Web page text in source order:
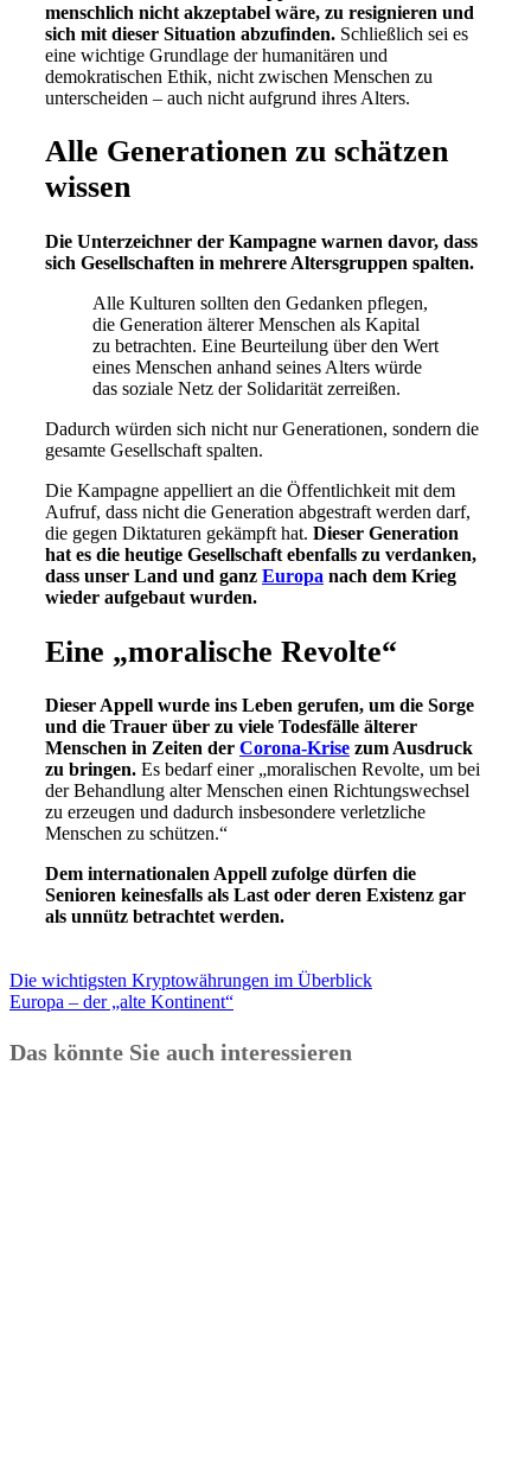
menschlich nicht akzeptabel wäre, zu resignieren und
sich mit dieser Situation abzufinden. Schließlich sei es
eine wichtige Grundlage der humanitären und
demokratischen Ethik, nicht zwischen Menschen zu
unterscheiden – auch nicht aufgrund ihres Alters.
Alle Generationen zu schätzen
wissen
Die Unterzeichner der Kampagne warnen davor, dass
sich Gesellschaften in mehrere Altersgruppen spalten.
Alle Kulturen sollten den Gedanken pflegen,
die Generation älterer Menschen als Kapital
zu betrachten. Eine Beurteilung über den Wert
eines Menschen anhand seines Alters würde
das soziale Netz der Solidarität zerreißen.
Dadurch würden sich nicht nur Generationen, sondern die
gesamte Gesellschaft spalten.
Die Kampagne appelliert an die Öffentlichkeit mit dem
Aufruf, dass nicht die Generation abgestraft werden darf,
die gegen Diktaturen gekämpft hat. Dieser Generation
hat es die heutige Gesellschaft ebenfalls zu verdanken,
dass unser Land und ganz Europa nach dem Krieg
wieder aufgebaut wurden.
Eine „moralische Revolte“
Dieser Appell wurde ins Leben gerufen, um die Sorge
und die Trauer über zu viele Todesfälle älterer
Menschen in Zeiten der Corona-Krise zum Ausdruck
zu bringen. Es bedarf einer „moralischen Revolte, um bei
der Behandlung alter Menschen einen Richtungswechsel
zu erzeugen und dadurch insbesondere verletzliche
Menschen zu schützen.“
Dem internationalen Appell zufolge dürfen die
Senioren keinesfalls als Last oder deren Existenz gar
als unnütz betrachtet werden.
Die wichtigsten Kryptowährungen im Überblick
Europa – der „alte Kontinent“
Das könnte Sie auch interessieren